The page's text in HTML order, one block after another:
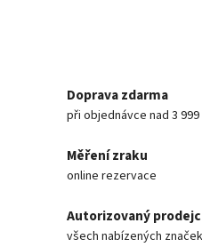
Doprava zdarma
při objednávce nad 3 999
Měření zraku
online rezervace
Autorizovaný
všech nabízených